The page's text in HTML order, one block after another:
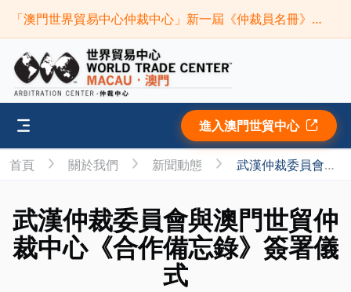
「澳門世界貿易中心仲裁中心」新一屆《仲裁員名冊》現正接受申請(截止時間:2026年9月30日)
進入澳門世貿中心
首頁 關於我們 新聞動態 武漢仲裁委員會與澳門世貿仲裁中心《合作備忘錄》簽署儀式
武漢仲裁委員會與澳門世貿仲
裁中心《合作備忘錄》簽署儀
式